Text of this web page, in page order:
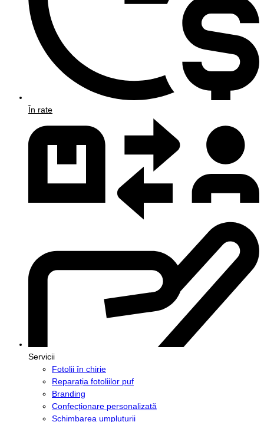
În rate
Servicii
Fotolii în chirie
Reparația fotoliilor puf
Branding
Confecționare personalizată
Schimbarea umpluturii